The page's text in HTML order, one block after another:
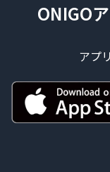
ONIGO
アプ